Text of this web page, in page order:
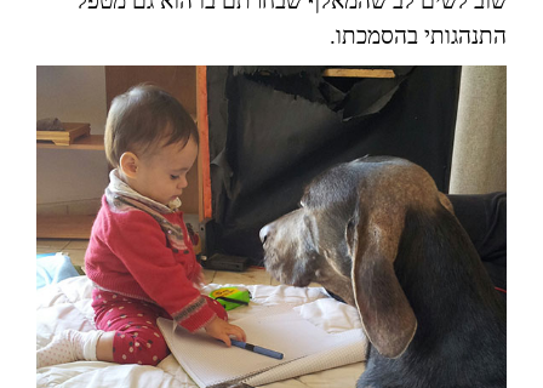
התנהגותי בהסמכתו.